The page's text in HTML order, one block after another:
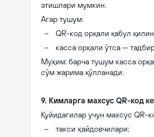
этишлари мумкин.
Агар тушум:
QR-код орқали қабул
касса орқали ўтса —
Муҳим: барча тушум касса
сўм жарима қўлланади.
9. Кимларга махсус QR-код
Қуйидагилар учун махсус QR-
такси ҳайдовчилари;